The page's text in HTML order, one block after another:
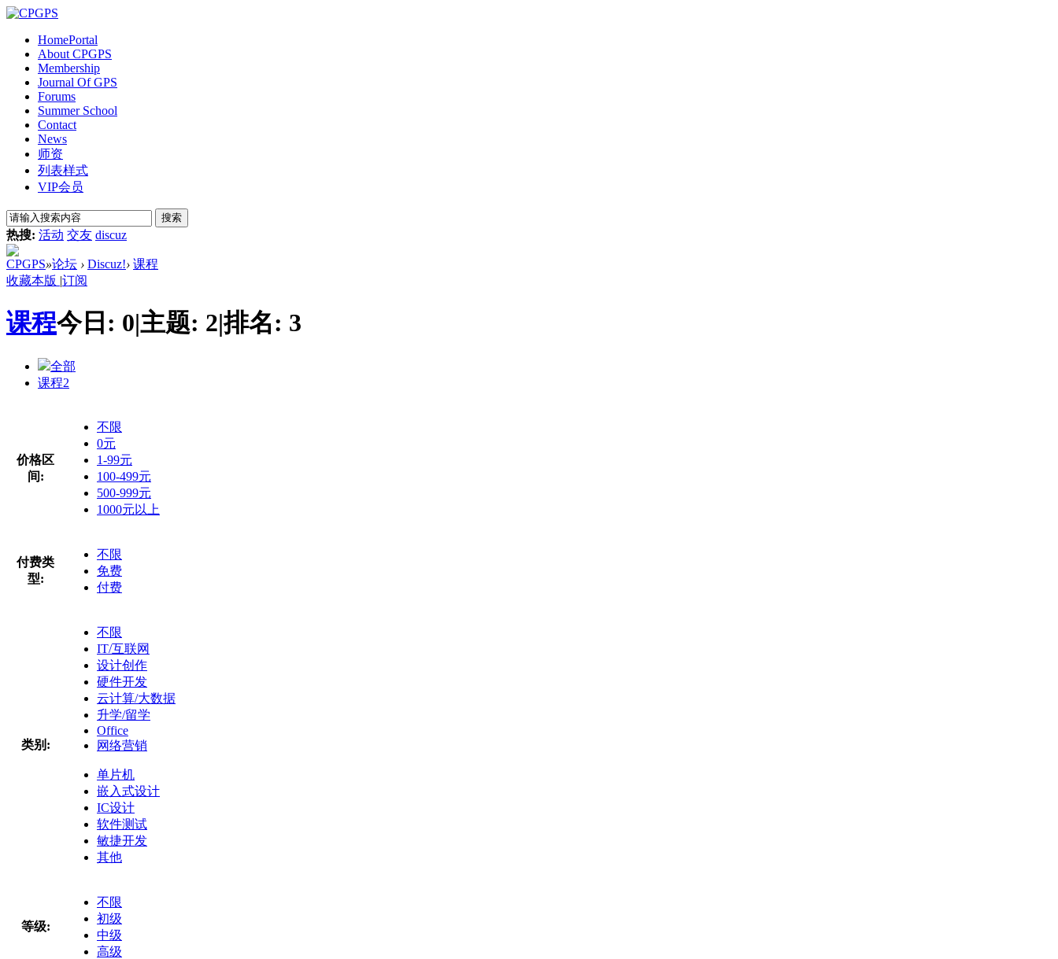
HomePortal
About CPGPS
Membership
Journal Of GPS
Forums
Summer School
Contact
News
师资
列表样式
VIP会员
搜索
热搜: 活动 交友 discuz
CPGPS»论坛 › Discuz!› 课程
收藏本版 |订阅
课程今日: 0|主题: 2|排名: 3
全部
课程2
价格区
间:
不限
0元
1-99元
100-499元
500-999元
1000元以上
付费类
型:
不限
免费
付费
类别:
不限
IT/互联网
设计创作
硬件开发
云计算/大数据
升学/留学
Office
网络营销
单片机
嵌入式设计
IC设计
软件测试
敏捷开发
其他
等级:
不限
初级
中级
高级